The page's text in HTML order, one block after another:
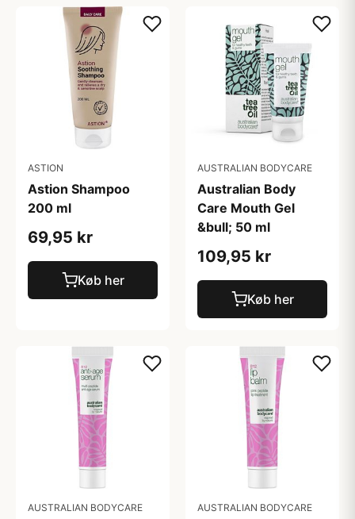
ASTION
Astion Shampoo
200 ml
69,95 kr
Køb her
AUSTRALIAN BODYCARE
Australian Body
Care Mouth Gel
&bull; 50 ml
109,95 kr
Køb her
AUSTRALIAN BODYCARE AUSTRALIAN BODYCARE